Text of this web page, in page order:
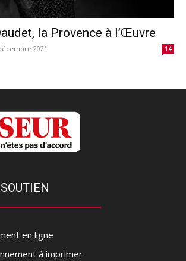
la Provence à l’Œuvre
2021 14
en ligne
à imprimer